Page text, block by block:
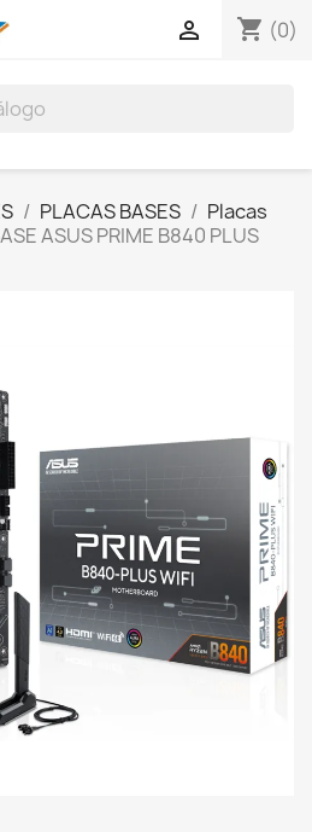
shopping_cart (0)

PLACAS BASES
Placas
ASUS PRIME B840 PLUS